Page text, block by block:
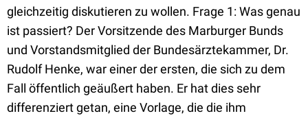
gleichzeitig diskutieren zu wollen. Frage 1: Was genau
ist passiert? Der Vorsitzende des Marburger Bunds
und Vorstandsmitglied der Bundesärztekammer, Dr.
Rudolf Henke, war einer der ersten, die sich zu dem
Fall öffentlich geäußert haben. Er hat dies sehr
differenziert getan, eine Vorlage, die die ihm